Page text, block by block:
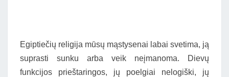
Egiptiečių religija mūsų mąstysenai labai svetima, ją
suprasti sunku arba veik neįmanoma. Dievų
funkcijos prieštaringos, jų poelgiai nelogiški, jų